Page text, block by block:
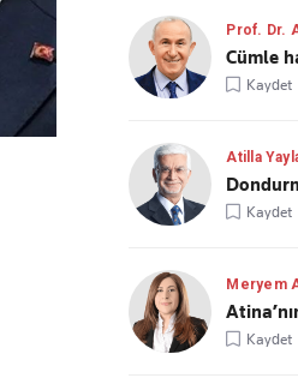
Prof. Dr.
Cümle
Kaydet
Atilla
Kaydet
Meryem
Kaydet